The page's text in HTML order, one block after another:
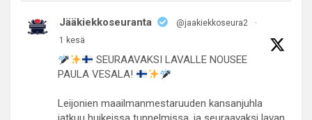
Jääkiekkoseuranta @jaakiekkoseura2
·
1 kesä
SEURAAVAKSI LAVALLE NOUSEE
PAULA VESALA!
Leijonien maailmanmestaruuden kansanjuhla